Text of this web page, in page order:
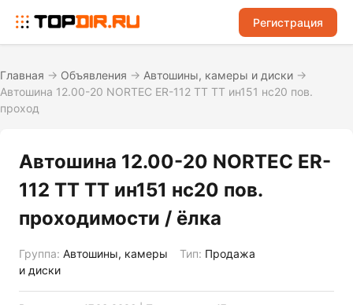
Регистрация
Главная → Объявления → Автошины, камеры и диски →
Автошина 12.00-20 NORTEC ER-112 TT ТТ ин151 нс20 пов.
проход
Автошина 12.00-20 NORTEC ER-
112 TT ТТ ин151 нс20 пов.
проходимости / ёлка
Группа: Автошины, камеры
и диски
Тип: Продажа